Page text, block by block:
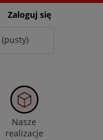
Zaloguj się
(pusty)
Nasze
realizacje